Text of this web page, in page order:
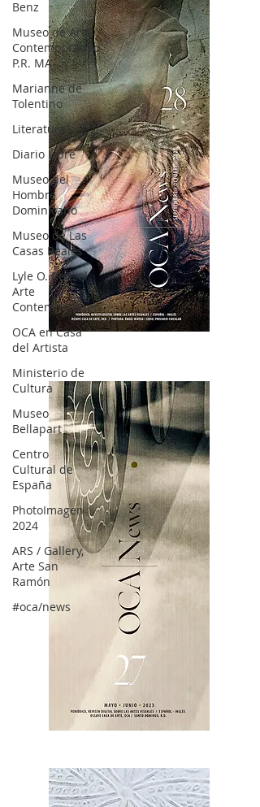
Benz
Museo de Arte
Contemporáneo
P.R. MA
Marianne de
Tolentino
Literatura
Diario Libre
Museo del
Hombre
Dominicano
Museo de Las
Casas Reales
Lyle O. Reitzel
Arte
Contemporáneo
OCA en Casa
del Artista
Ministerio de
Cultura
Museo
Bellapart
Centro
Cultural de
España
PhotoImagen
2024
ARS / Gallery,
Arte San
Ramón
#oca/news
OCA|News 28 / Julio-Agosto-Septiembre, 2023